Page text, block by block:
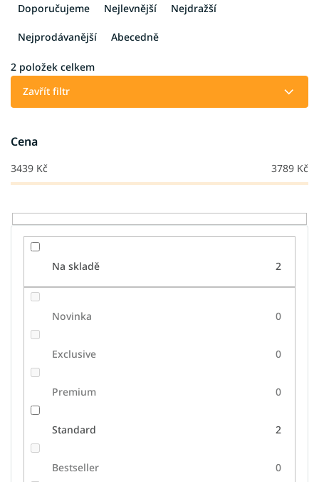
í
p
u
k
t
Doporučujeme Nejlevnější Nejdražší
Nejprodávanější Abecedně
2 položek celkem
Zavřít filtr
Cena
3439 Kč 3789 Kč
Na skladě 2
Novinka 0
Exclusive 0
Premium 0
Standard 2
Bestseller 0